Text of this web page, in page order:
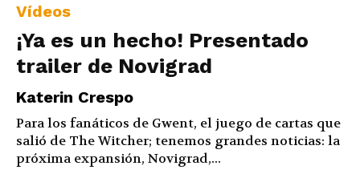
Vídeos
¡Ya es un hecho! Presentado
trailer de Novigrad
Katerin Crespo
Para los fanáticos de Gwent, el juego de cartas que
salió de The Witcher; tenemos grandes noticias: la
próxima expansión, Novigrad,...